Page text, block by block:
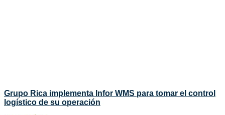
Grupo Rica implementa Infor WMS para tomar el control
logístico de su operación